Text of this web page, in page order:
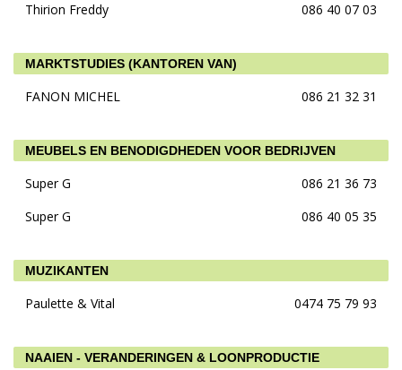
Thirion Freddy
086 40 07 03
MARKTSTUDIES (KANTOREN VAN)
FANON MICHEL 086 21 32 31
MEUBELS EN BENODIGDHEDEN VOOR BEDRIJVEN
Super G
086 21 36 73
Super G
086 40 05 35
MUZIKANTEN
Paulette & Vital 0474 75 79 93
NAAIEN - VERANDERINGEN & LOONPRODUCTIE